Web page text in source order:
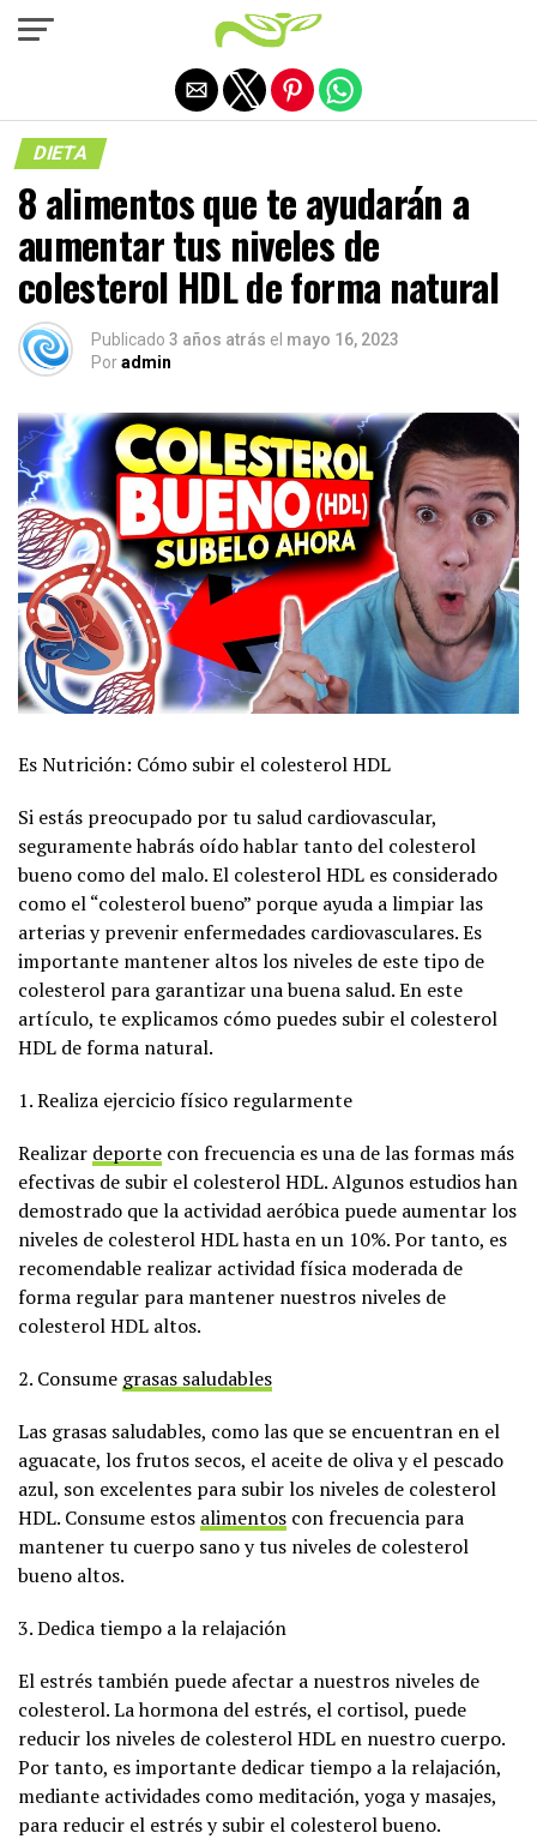
DIETA
8 alimentos que te ayudarán a
aumentar tus niveles de
colesterol HDL de forma natural
Publicado 3 años atrás el mayo 16, 2023
Poradmin
Es Nutrición: Cómo subir el colesterol HDL
Si estás preocupado por tu salud cardiovascular,
seguramente habrás oído hablar tanto del colesterol
bueno como del malo. El colesterol HDL es considerado
como el “colesterol bueno” porque ayuda a limpiar las
arterias y prevenir enfermedades cardiovasculares. Es
importante mantener altos los niveles de este tipo de
colesterol para garantizar una buena salud. En este
artículo, te explicamos cómo puedes subir el colesterol
HDL de forma natural.
1. Realiza ejercicio físico regularmente
Realizar deporte con frecuencia es una de las formas más
efectivas de subir el colesterol HDL. Algunos estudios han
demostrado que la actividad aeróbica puede aumentar los
niveles de colesterol HDL hasta en un 10%. Por tanto, es
recomendable realizar actividad física moderada de
forma regular para mantener nuestros niveles de
colesterol HDL altos.
2. Consume grasas saludables
Las grasas saludables, como las que se encuentran en el
aguacate, los frutos secos, el aceite de oliva y el pescado
azul, son excelentes para subir los niveles de colesterol
HDL. Consume estos alimentos con frecuencia para
mantener tu cuerpo sano y tus niveles de colesterol
bueno altos.
3. Dedica tiempo a la relajación
El estrés también puede afectar a nuestros niveles de
colesterol. La hormona del estrés, el cortisol, puede
reducir los niveles de colesterol HDL en nuestro cuerpo.
Por tanto, es importante dedicar tiempo a la relajación,
mediante actividades como meditación, yoga y masajes,
para reducir el estrés y subir el colesterol bueno.
Salir de la versión móvil